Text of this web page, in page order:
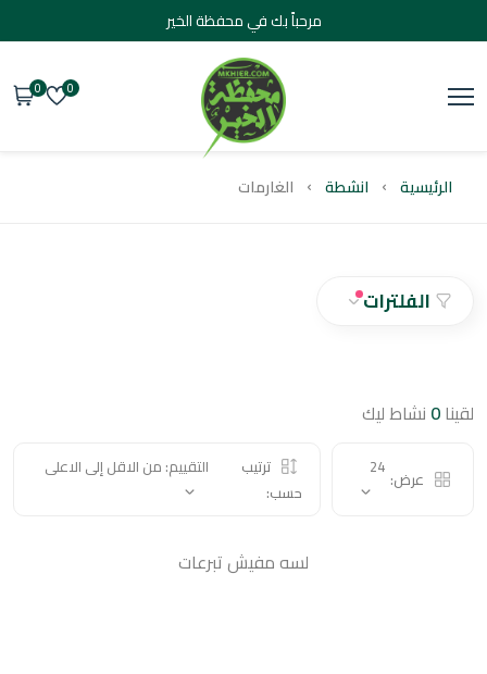
مرحباً بك في محفظة الخير
انشطة الغارمات
الفلترات
نشاط ليك
عرض: 24
ترتيب
التقييم: من الاقل إلى الاعلى
لسه مفيش تبرعات